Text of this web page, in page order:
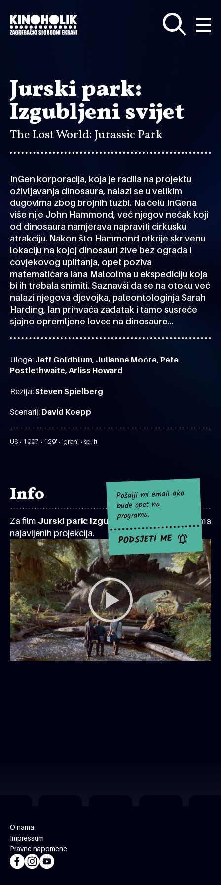
glavni
sadržaj
Jurski park:
Izgubljeni svijet
The Lost World: Jurassic Park
InGen korporacija, koja je radila na projektu
oživljavanja dinosaura, nalazi se u velikim
dugovima zbog brojnih tužbi. Na čelu InGena
više nije John Hammond, već njegov nećak koji
od dinosaura namjerava napraviti cirkusku
atrakciju. Nakon što Hammond otkrije skrivenu
lokaciju na kojoj dinosauri žive bez ograda i
čovjekovog uplitanja, opet poziva
matematičara Iana Malcolma u ekspediciju koja
bi ih trebala snimiti. Saznavši da se na otoku već
nalazi njegova djevojka, paleontologinja Sarah
Harding, Ian prihvaća zadatak i tamo susreće
sjajno opremljene lovce na dinosaure…
Uloge: Jeff Goldblum, Julianne Moore, Pete
Postlethwaite, Arliss Howard
Režija:Steven Spielberg
Scenarij: David Koepp
US • 1997 • 129' • igrani • sci-fi
Info
Za film Jurski park: Izgubljeni svijet
za sad nema
najavljenih projekcija.
Pošalji mi email ako
bude opet na
programu.
PODSJETI ME
O nama
Impressum
Pravne napomene